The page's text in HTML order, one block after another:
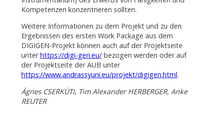
Kompetenzen konzentrieren sollten.
Weitere Informationen zu dem Projekt und zu den
Ergebnissen des ersten Work Package aus dem
DIGIGEN-Projekt können auch auf der Projektseite
unterhttps://digi-gen.eu/bezogen werden oder auf
der Projektseite der AUB unter
https://www.andrassyuni.eu/projekt/digigen.html.
Ágnes CSERKÚTI, Tim Alexander HERBERGER, Anke
REUTER